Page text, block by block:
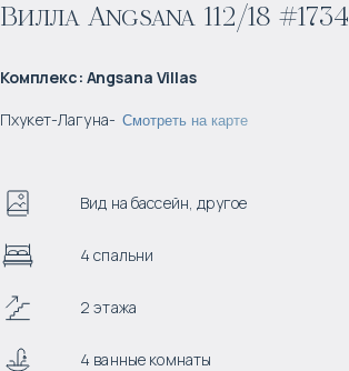
Вилла Angsana 112/18 #1734
Комплекс: Angsana Villas
Пхукет-Лагуна- Смотреть на карте
Вид на бассейн, другое
4 спальни
2 этажа
4 ванные комнаты